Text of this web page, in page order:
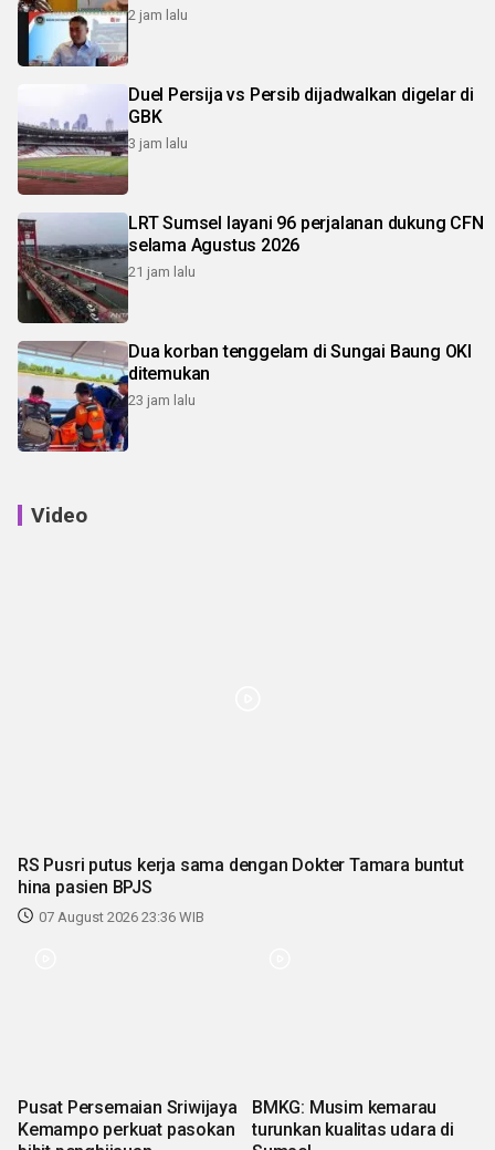
2 jam lalu
Duel Persija vs Persib dijadwalkan digelar di
GBK
3 jam lalu
LRT Sumsel layani 96 perjalanan dukung CFN
selama Agustus 2026
21 jam lalu
Dua korban tenggelam di Sungai Baung OKI
ditemukan
23 jam lalu
Video
RS Pusri putus kerja sama dengan Dokter Tamara buntut
hina pasien BPJS
07 August 2026 23:36 WIB
Pusat Persemaian Sriwijaya
Kemampo perkuat pasokan
BMKG: Musim kemarau
turunkan kualitas udara di